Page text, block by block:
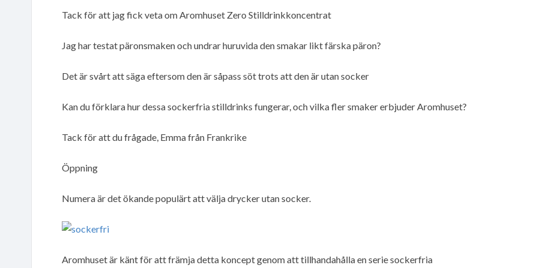
Tack för att jag fick veta om Aromhuset Zero Stilldrinkkoncentrat
Jag har testat päronsmaken och undrar huruvida den smakar likt färska päron?
Det är svårt att säga eftersom den är såpass söt trots att den är utan socker
Kan du förklara hur dessa sockerfria stilldrinks fungerar, och vilka fler smaker erbjuder Aromhuset?
Tack för att du frågade, Emma från Frankrike
Öppning
Numera är det ökande populärt att välja drycker utan socker.
Aromhuset är känt för att främja detta koncept genom att tillhandahålla en serie sockerfria